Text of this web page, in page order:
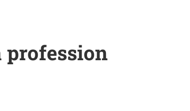
profession